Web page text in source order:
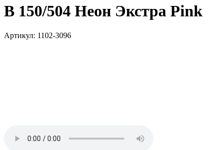
В 150/504 Неон Экстра Pink
Артикул: 1102-3096